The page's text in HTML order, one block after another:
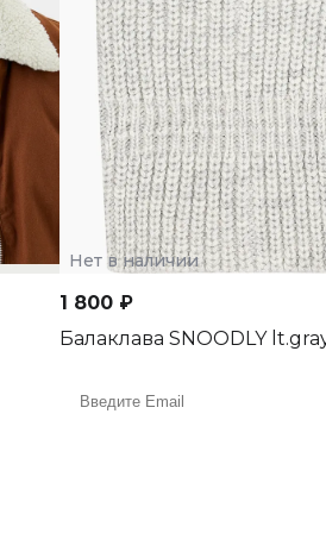
Нет в наличии
1 800 ₽
Балаклава SNOODLY